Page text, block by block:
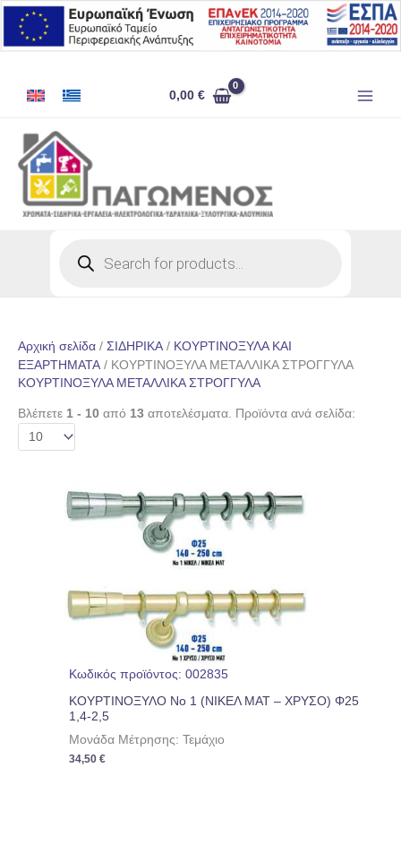
Μετάβαση
στο
περιεχόμενο
0,00€
Αρχική σελίδα / ΣΙΔΗΡΙΚΑ/ ΚΟΥΡΤΙΝΟΞΥΛΑ ΚΑΙ
ΕΞΑΡΤΗΜΑΤΑ/ ΚΟΥΡΤΙΝΟΞΥΛΑ ΜΕΤΑΛΛΙΚΑ ΣΤΡΟΓΓΥΛΑ
ΚΟΥΡΤΙΝΟΞΥΛΑ ΜΕΤΑΛΛΙΚΑ ΣΤΡΟΓΓΥΛΑ
Βλέπετε 1 - 10 από 13 αποτελέσματα. Προϊόντα ανά σελίδα:
Κωδικός προϊόντος: 002835
ΚΟΥΡΤΙΝΟΞΥΛΟ Νο 1 (ΝΙΚΕΛ ΜΑΤ – ΧΡΥΣΟ) Φ25
1,4-2,5
Μονάδα Μέτρησης: Τεμάχιο
34,50€